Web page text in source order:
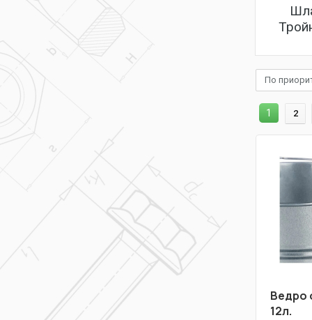
По
1 2
Ведро
12л.